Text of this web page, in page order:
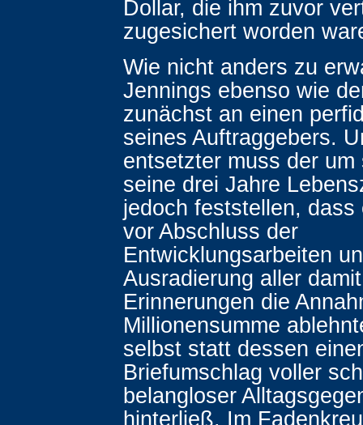
Dollar, die ihm zuvor
zugesichert worden
Wie nicht anders zu
Jennings ebenso wie
zunächst an einen
seines Auftraggebers.
entsetzter muss der um
seine drei Jahre
jedoch feststellen, dass
vor Abschluss der
Entwicklungsarbeiten
Ausradierung aller
Erinnerungen die
Millionensumme
selbst statt dessen
Briefumschlag voller
belangloser
hinterließ. Im